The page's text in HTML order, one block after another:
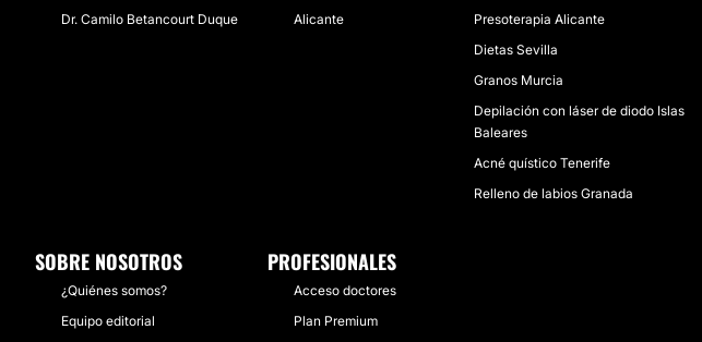
Dr. Camilo Betancourt Duque
Alicante
Presoterapia Alicante
Dietas Sevilla
Granos Murcia
Depilación con láser de diodo Islas
Baleares
Acné quístico Tenerife
Relleno de labios Granada
SOBRE NOSOTROS
¿Quiénes somos?
Equipo editorial
PROFESIONALES
Acceso doctores
Plan Premium